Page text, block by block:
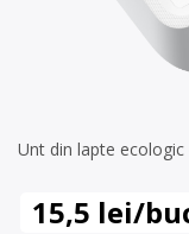
Unt din lapte ecologic
15,5 lei/